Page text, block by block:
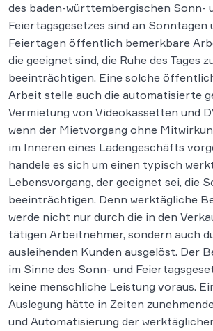
des baden-württembergischen Sonn-
Feiertagsgesetzes sind an Sonntagen
Feiertagen öffentlich bemerkbare
die geeignet sind, die Ruhe des Tages
beeinträchtigen. Eine solche
Arbeit stelle auch die automatisierte
Vermietung von Videokassetten und
wenn der Mietvorgang ohne
im Inneren eines Ladengeschäfts
handele es sich um einen typisch
Lebensvorgang, der geeignet sei, die
beeinträchtigen. Denn werktägliche
werde nicht nur durch die in den
tätigen Arbeitnehmer, sondern auch
ausleihenden Kunden ausgelöst. Der
im Sinne des Sonn- und
keine menschliche Leistung voraus.
Auslegung hätte in Zeiten
und Automatisierung der